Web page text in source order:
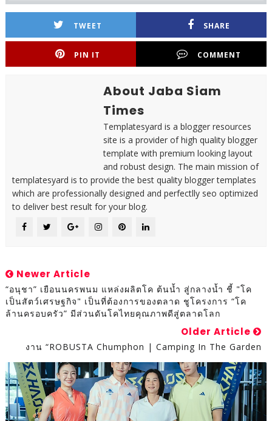
TWEET SHARE
PIN IT COMMENT
About Jaba Siam
Times
Templatesyard is a blogger resources
site is a provider of high quality blogger
template with premium looking layout
and robust design. The main mission of
templatesyard is to provide the best quality blogger templates
which are professionally designed and perfectlly seo optimized
to deliver best result for your blog.
Newer Article
“อนุชา” เยือนนครพนม แหล่งผลิตโค ต้นน้ำ สู่กลางน้ำ ชี้ "โค
เป็นสัตว์เศรษฐกิจ" เป็นที่ต้องการของตลาด ชูโครงการ “โค
ล้านครอบครัว” มีส่วนดันโคไทยคุณภาพดีสู่ตลาดโลก
Older Article
งาน “ROBUSTA Chumphon | Camping In The Garden